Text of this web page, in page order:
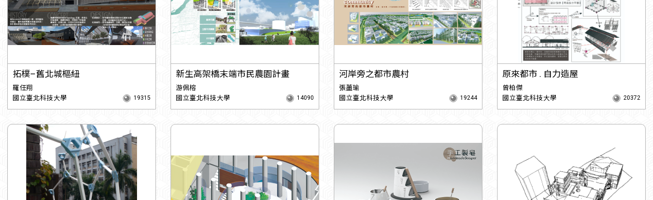
拓樸–舊北城樞紐
羅任翔
國立臺北科技大學
19315
新生高架橋末端市民農園計畫
游佩榕
國立臺北科技大學
14090
河岸旁之都市農村
張藎瑜
國立臺北科技大學
19244
原來都市 . 自力造屋
曾柏傑
國立臺北科技大學
20372